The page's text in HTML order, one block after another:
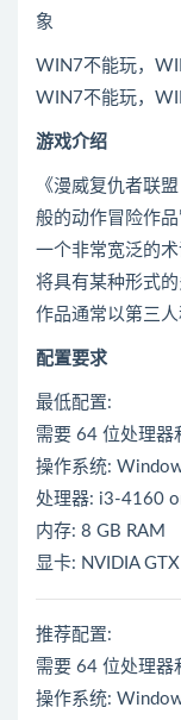
象
WIN7不能玩，
WIN7不能玩，
游戏介绍
《漫威复仇者联
般的动作冒险作
一个非常宽泛的
将具有某种形式
作品通常以第三
配置要求
最低配置:
需要 64 位处理器
操作系统:
处理器: i3-4160
内存: 8 GB RAM
显卡: NVIDIA
推荐配置:
需要 64 位处理器
操作系统: